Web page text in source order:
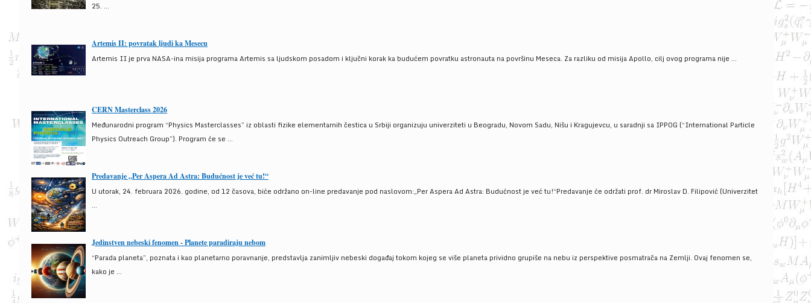
25. ...
Artemis II: povratak ljudi ka Mesecu
Artemis II je prva NASA-ina misija programa Artemis sa ljudskom posadom i ključni korak ka budućem povratku astronauta na površinu Meseca. Za razliku od misija Apollo, cilj ovog programa nije ...
CERN Masterclass 2026
Međunarodni program “Physics Masterclasses” iz oblasti fizike elementarnih čestica u Srbiji organizuju univerziteti u Beogradu, Novom Sadu, Nišu i Kragujevcu, u saradnji sa IPPOG (“International Particle
Physics Outreach Group”). Program će se ...
Predavanje „Per Aspera Ad Astra: Budućnost je već tu!“
U utorak, 24. februara 2026. godine, od 12 časova, biće održano on-line predavanje pod naslovom:„Per Aspera Ad Astra: Budućnost je već tu!“Predavanje će održati prof. dr Miroslav D. Filipović (Univerzitet
...
Jedinstven nebeski fenomen - Planete paradiraju nebom
“Parada planeta”, poznata i kao planetarno poravnanje, predstavlja zanimljiv nebeski događaj tokom kojeg se više planeta prividno grupiše na nebu iz perspektive posmatrača na Zemlji. Ovaj fenomen se,
kako je ...